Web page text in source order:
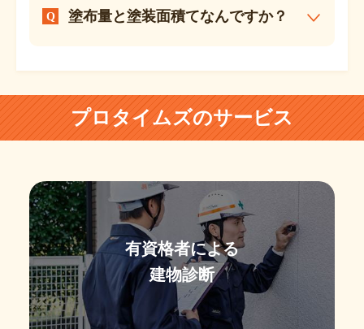
塗布量と塗装面積てなんですか？
プロタイムズのサービス
有資格者による
建物診断